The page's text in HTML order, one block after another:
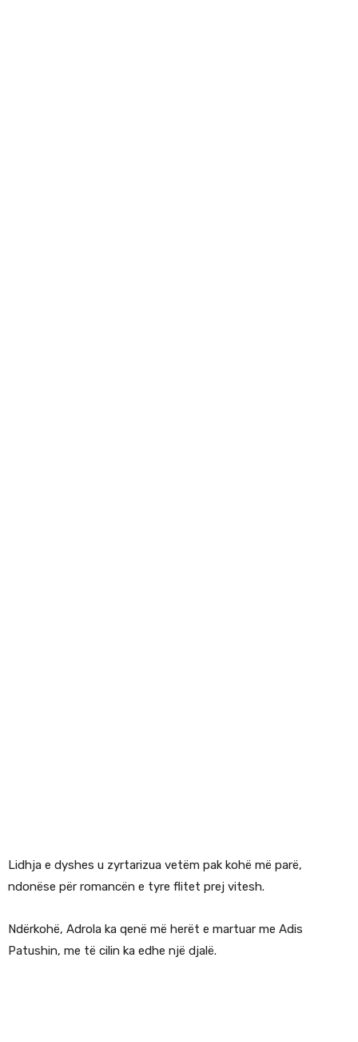
Lidhja e dyshes u zyrtarizua vetëm pak kohë më parë,
ndonëse për romancën e tyre flitet prej vitesh.
Ndërkohë, Adrola ka qenë më herët e martuar me Adis
Patushin, me të cilin ka edhe një djalë.